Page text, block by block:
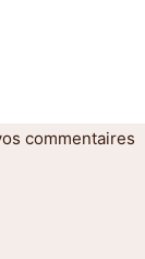
commentaires